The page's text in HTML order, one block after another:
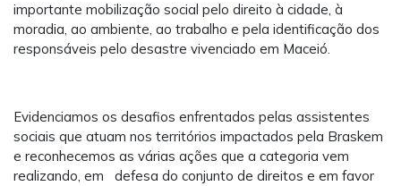
importante mobilização social pelo direito à cidade, à
moradia, ao ambiente, ao trabalho e pela identificação dos
responsáveis pelo desastre vivenciado em Maceió.
Evidenciamos os desafios enfrentados pelas assistentes
sociais que atuam nos territórios impactados pela Braskem
e reconhecemos as várias ações que a categoria vem
realizando, em defesa do conjunto de direitos e em favor